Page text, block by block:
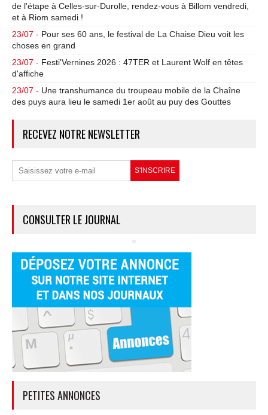
de l'étape à Celles-sur-Durolle, rendez-vous à Billom vendredi,
et à Riom samedi !
23/07 - Pour ses 60 ans, le festival de La Chaise Dieu voit les
choses en grand
23/07 - Festi'Vernines 2026 : 47TER et Laurent Wolf en têtes
d'affiche
23/07 - Une transhumance du troupeau mobile de la Chaîne
des puys aura lieu le samedi 1er août au puy des Gouttes
RECEVEZ NOTRE NEWSLETTER
CONSULTER LE JOURNAL
PETITES ANNONCES